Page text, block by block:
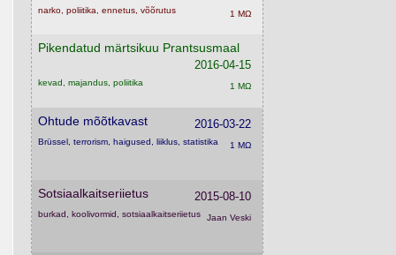
narko, poliitika, ennetus, võõrutus 1 MΩ
Pikendatud märtsikuu Prantsusmaal
2016-04-15
kevad, majandus, poliitika 1 MΩ
Ohtude mõõtkavast 2016-03-22
Brüssel, terrorism, haigused, liiklus, statistika 1 MΩ
Sotsiaalkaitseriietus 2015-08-10
burkad, koolivormid, sotsiaalkaitseriietus Jaan Veski